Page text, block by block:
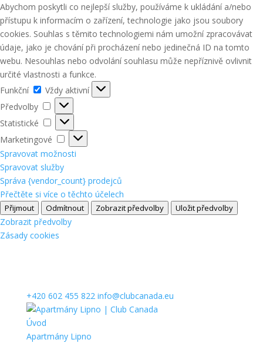
Abychom poskytli co nejlepší služby, používáme k ukládání a/nebo
přístupu k informacím o zařízení, technologie jako jsou soubory
cookies. Souhlas s těmito technologiemi nám umožní zpracovávat
údaje, jako je chování při procházení nebo jedinečná ID na tomto
webu. Nesouhlas nebo odvolání souhlasu může nepříznivě ovlivnit
určité vlastnosti a funkce.
Funkční
Funkční
Vždy aktivní
Předvolby
Předvolby
Statistické
Statistické
Marketingové
Marketingové
Spravovat možnosti
Spravovat služby
Správa {vendor_count} prodejců
Přečtěte si více o těchto účelech
Přijmout Odmítnout Zobrazit předvolby Uložit předvolby
Zobrazit předvolby
Zásady cookies
+420 602 455 822 info@clubcanada.eu
Úvod
Apartmány Lipno